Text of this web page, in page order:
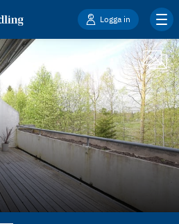
Logga in